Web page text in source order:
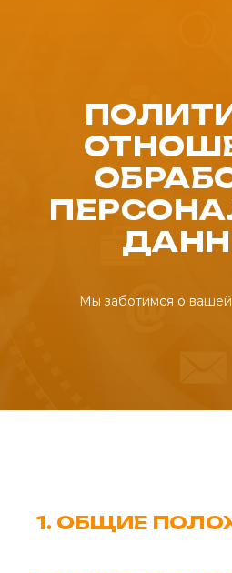
Мы заботимся о
1. ОБЩИЕ